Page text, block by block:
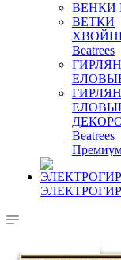
ВЕНКИ
ВЕТКИ
Beatrees
Beatrees